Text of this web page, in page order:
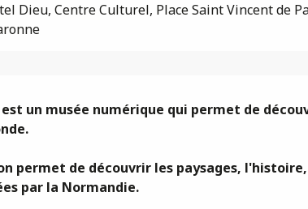
Dieu, Centre Culturel, Place Saint Vincent de
un musée numérique qui permet de
permet de découvrir les paysages,
par la Normandie.